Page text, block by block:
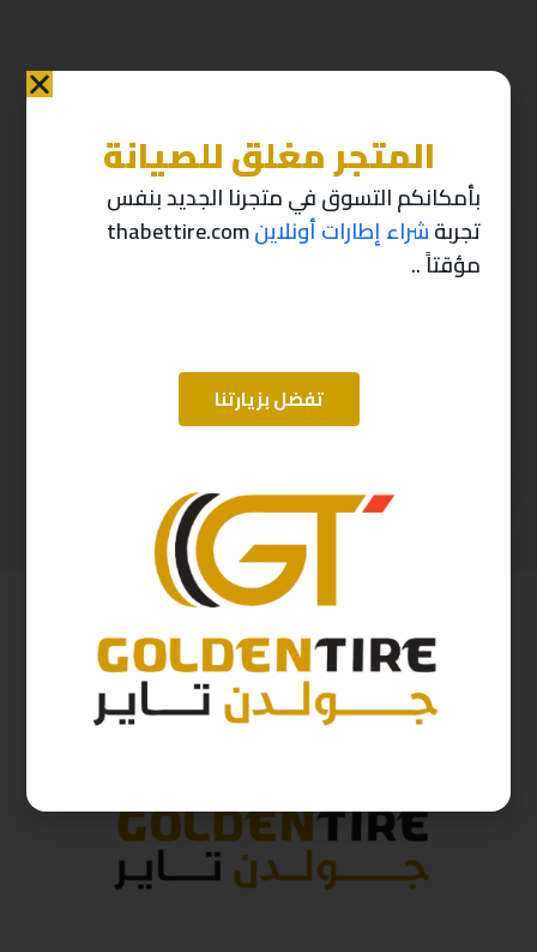
منتجات ذات صله
( شامل الضريبة )
-10%
437ر.س 393
المتجر مغلق للصيانة
بأمكانكم التسوق في متجرنا الجديد بنفس
تجربةشراء إطارات أونلاينthabettire.com
مؤقتاً ..
تفضل بزيارتنا